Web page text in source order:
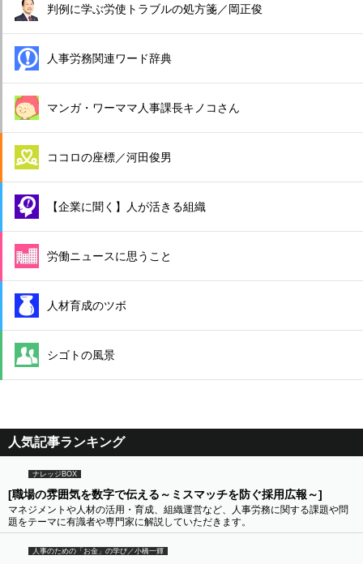
判例に学ぶ労使トラブルの処方箋／岡正俊
人事労務関連ワード辞典
マンガ・ワーママ人事課長キノコさん
ココロの座標／河田俊男
【企業に聞く】人が活きる組織
労働ニュースに思うこと
人材育成のツボ
シゴトの風景
人気記事ランキング
ナレッジBOX
[職場の雰囲気を数字で伝える～ミスマッチを防ぐ採用広報～]
マネジメントや人材の活用・育成、組織運営など、人事労務に関する課題や問
題をテーマに有識者や専門家に解説していただきます。
人事のための「お金」の学び／小橋一輝